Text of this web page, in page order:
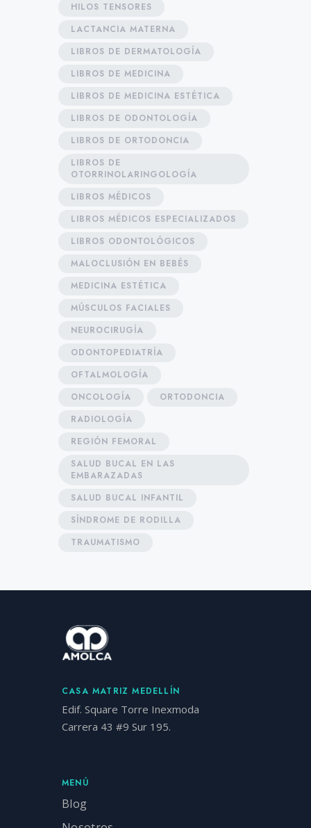
HILOS TENSORES
LACTANCIA MATERNA
LIBROS DE DERMATOLOGÍA
LIBROS DE MEDICINA
LIBROS DE MEDICINA ESTÉTICA
LIBROS DE ODONTOLOGÍA
LIBROS DE ORTODONCIA
LIBROS DE
OTORRINOLARINGOLOGÍA
LIBROS MÉDICOS
LIBROS MÉDICOS ESPECIALIZADOS
LIBROS ODONTOLÓGICOS
MALOCLUSIÓN EN BEBÉS
MEDICINA ESTÉTICA
MÚSCULOS FACIALES
NEUROCIRUGÍA
ODONTOPEDIATRÍA
OFTALMOLOGÍA
ONCOLOGÍA
ORTODONCIA
RADIOLOGÍA
REGIÓN FEMORAL
SALUD BUCAL EN LAS
EMBARAZADAS
SALUD BUCAL INFANTIL
SÍNDROME DE RODILLA
TRAUMATISMO
CASA MATRIZ MEDELLÍN
Edif. Square Torre Inexmoda
Carrera 43 #9 Sur 195.
MENÚ
Blog